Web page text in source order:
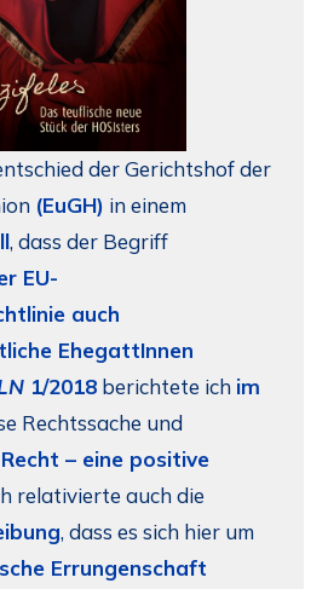
der Gerichtshof der
(EuGH) in einem
, dass der Begriff
EU-
auch
EhegattInnen
1/2018 berichtete ich im
Rechtssache und
– eine positive
relativierte auch die
, dass es sich hier um
Errungenschaft